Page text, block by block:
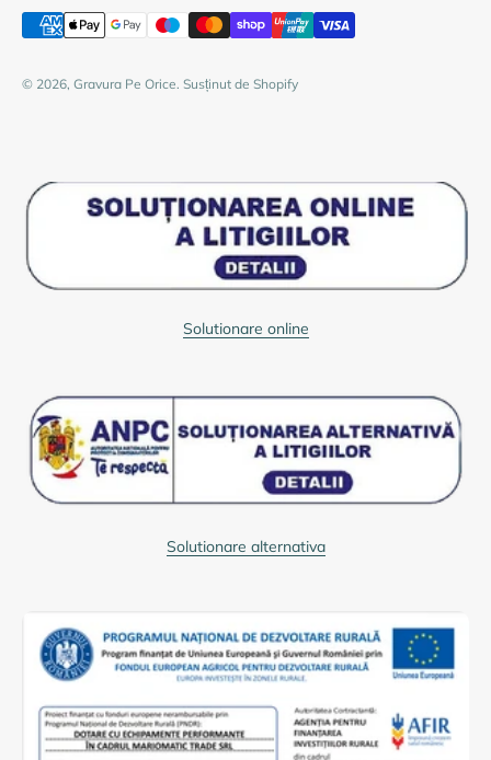
© 2026, Gravura Pe Orice. Susținut de Shopify
Solutionare online
Solutionare alternativa